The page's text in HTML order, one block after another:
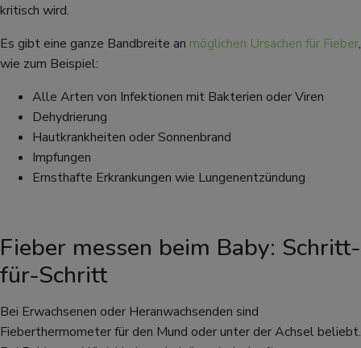
kritisch wird.
Es gibt eine ganze Bandbreite an möglichen Ursachen für Fieber,
wie zum Beispiel:
Alle Arten von Infektionen mit Bakterien oder Viren
Dehydrierung
Hautkrankheiten oder Sonnenbrand
Impfungen
Ernsthafte Erkrankungen wie Lungenentzündung
Fieber messen beim Baby: Schritt-
für-Schritt
Bei Erwachsenen oder Heranwachsenden sind
Fieberthermometer für den Mund oder unter der Achsel beliebt.